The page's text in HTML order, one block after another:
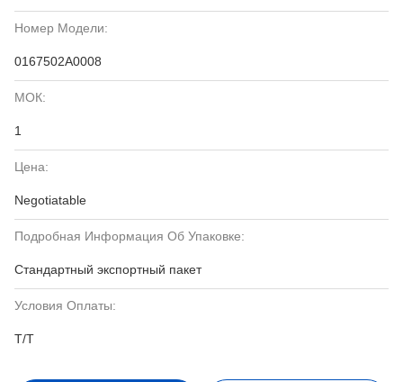
Номер Модели:
0167502A0008
МОК:
1
Цена:
Negotiatable
Подробная Информация Об Упаковке:
Стандартный экспортный пакет
Условия Оплаты:
T/T